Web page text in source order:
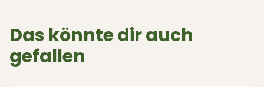
Das könnte dir auch
gefallen